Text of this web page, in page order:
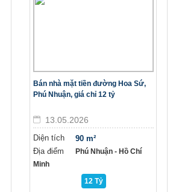
Bán nhà mặt tiền đường Hoa Sứ,
Phú Nhuận, giá chỉ 12 tỷ
13.05.2026
Diện tích
Địa điểm
90 m²
Phú Nhuận - Hồ Chí
Minh
12 Tỷ